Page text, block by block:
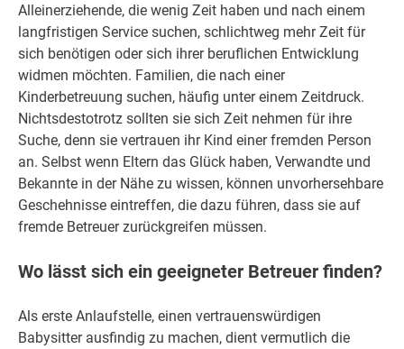
Alleinerziehende, die wenig Zeit haben und nach einem
langfristigen Service suchen, schlichtweg mehr Zeit für
sich benötigen oder sich ihrer beruflichen Entwicklung
widmen möchten. Familien, die nach einer
Kinderbetreuung suchen, häufig unter einem Zeitdruck.
Nichtsdestotrotz sollten sie sich Zeit nehmen für ihre
Suche, denn sie vertrauen ihr Kind einer fremden Person
an. Selbst wenn Eltern das Glück haben, Verwandte und
Bekannte in der Nähe zu wissen, können unvorhersehbare
Geschehnisse eintreffen, die dazu führen, dass sie auf
fremde Betreuer zurückgreifen müssen.
Wo lässt sich ein geeigneter Betreuer finden?
Als erste Anlaufstelle, einen vertrauenswürdigen
Babysitter ausfindig zu machen, dient vermutlich die